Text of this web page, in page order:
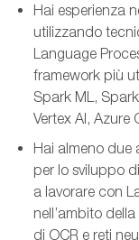
Hai esperienza
utilizzando
Language
framework più
Spark ML,
Vertex AI, Azure
Hai almeno due
per lo sviluppo
a lavorare con
nell’ambito
di OCR e reti